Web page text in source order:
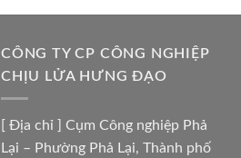
CÔNG TY CP CÔNG NGHIỆP
CHỊU LỬA HƯNG ĐẠO
[ Địa chỉ ] Cụm Công nghiệp Phả
Lại – Phường Phả Lại, Thành phố